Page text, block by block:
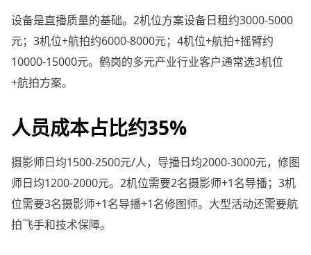
设备是直播质量的基础。2机位方案设备日租约3000-5000
元；3机位+航拍约6000-8000元；4机位+航拍+摇臂约
10000-15000元。鹤岗的多元产业行业客户通常选3机位
+航拍方案。
人员成本占比约35%
摄影师日均1500-2500元/人，导播日均2000-3000元，修图
师日均1200-2000元。2机位需要2名摄影师+1名导播；3机
位需要3名摄影师+1名导播+1名修图师。大型活动还需要航
拍飞手和技术保障。